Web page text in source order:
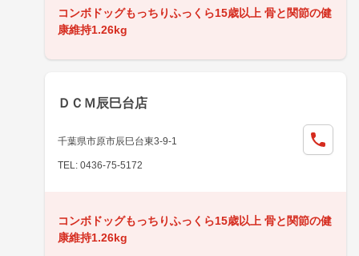
コンボドッグもっちりふっくら15歳以上 骨と関節の健
康維持1.26kg
ＤＣＭ辰巳台店
千葉県市原市辰巳台東3-9-1
TEL: 0436-75-5172
コンボドッグもっちりふっくら15歳以上 骨と関節の健
康維持1.26kg